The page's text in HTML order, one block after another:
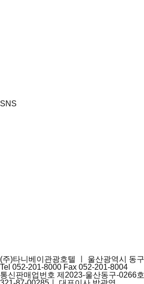
SNS
(주)타니베이관광호텔 ㅣ 울산광역시 동
Tel 052-201-8000 Fax 052-201-8004
통신판매업번호 제2023-울산동구-0266